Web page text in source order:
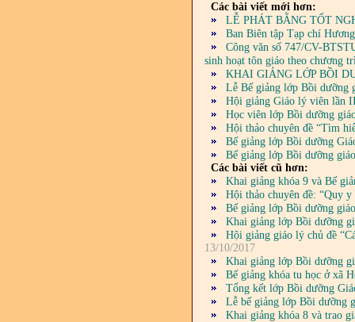
Các bài viết mới hơn:
LỄ PHÁT BẰNG TỐT
Ban Biên tập Tạp chí
Công văn số 747/CV-
sinh hoạt tôn giáo theo chương
KHAI GIẢNG LỚP BỒI
Lễ Bế giảng lớp Bồi dưỡng
Hội giảng Giáo lý viên lần
Học viên lớp Bồi dưỡng
Hội thảo chuyên đề “Tìm
Bế giảng lớp Bồi dưỡng
Bế giảng lớp Bồi dưỡng
Các bài viết cũ hơn:
Khai giảng khóa 9 và Bế
Hội thảo chuyên đề: “Quy
Bế giảng lớp Bồi dưỡng
Khai giảng lớp Bồi dưỡng
Hội giảng giáo lý chủ đề
13/10/2017
Khai giảng lớp Bồi dưỡng
Bế giảng khóa tu học ở xã
Tổng kết lớp Bồi dưỡng
Lễ bế giảng lớp Bồi dưỡng
Khai giảng khóa 8 và trao